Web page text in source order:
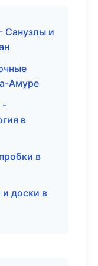
Санузлы и
Амуре
-
в
в
доски в